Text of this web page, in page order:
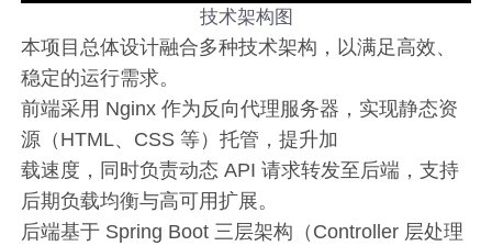
技术架构图
本项目总体设计融合多种技术架构，以满足高效、
稳定的运行需求。
前端采用 Nginx 作为反向代理服务器，实现静态资
源（HTML、CSS 等）托管，提升加
载速度，同时负责动态 API 请求转发至后端，支持
后期负载均衡与高可用扩展。
后端基于 Spring Boot 三层架构（Controller 层处理